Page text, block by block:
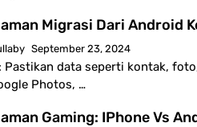
Migrasi Dari Android
September 23, 2024
Pastikan data seperti kontak,
Photos, …
Gaming: IPhone Vs